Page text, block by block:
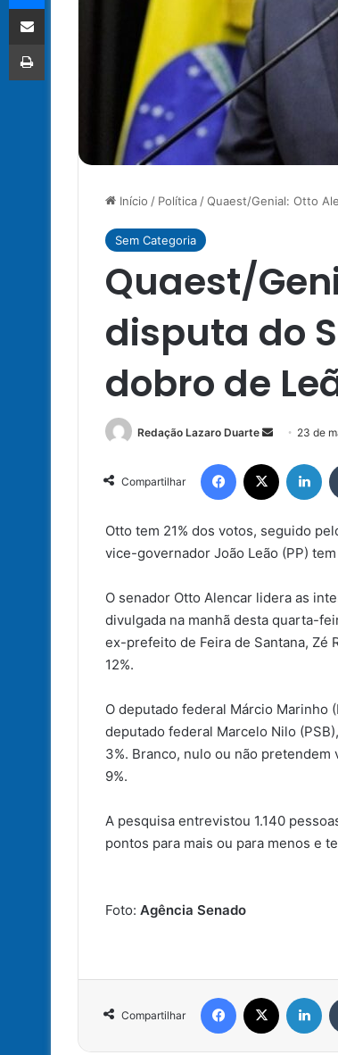
Início / Política /Quaest/Genial: Otto
Sem Categoria
Quaest/
disputa do
dobro de
Redação Lazaro Duarte
Mande
e-
mail
23 de
Compartilhar
Facebook
Otto tem 21% dos votos, seguido
vice-governador João Leão (PP) tem
O senador Otto Alencar lidera as
divulgada na manhã desta quarta-
ex-prefeito de Feira de Santana, Zé
12%.
O deputado federal Márcio Marinho
deputado federal Marcelo Nilo
3%. Branco, nulo ou não
9%.
A pesquisa entrevistou 1.140
pontos para mais ou para menos e
Foto: Agência Senado
Compartilhar
Facebook
Compartilhar via e-mail